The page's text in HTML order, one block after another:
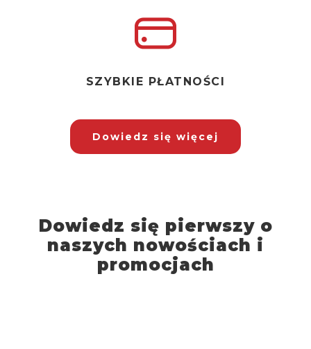
SZYBKIE PŁATNOŚCI
Dowiedz się więcej
Dowiedz się pierwszy o
naszych nowościach i
promocjach